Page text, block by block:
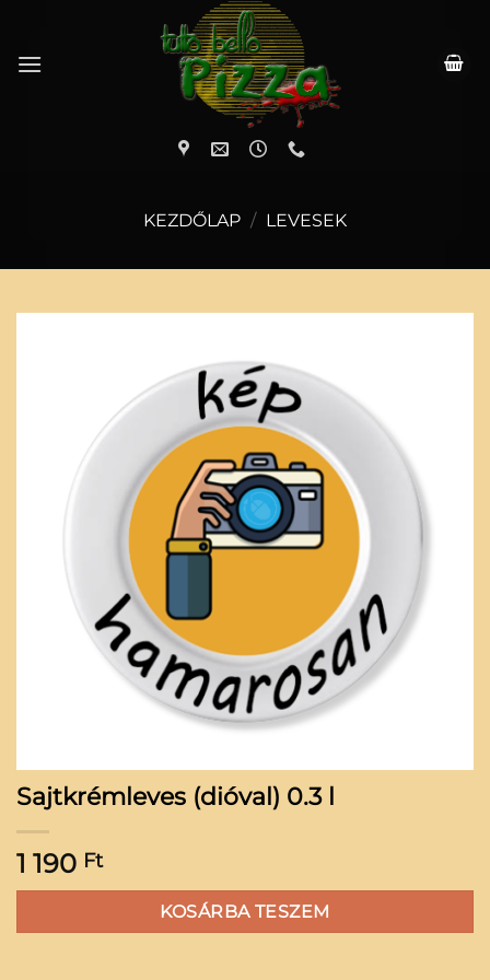
content
KEZDŐLAP / LEVESEK
Sajtkrémleves (dióval) 0.3 l
1 190 Ft
KOSÁRBA TESZEM